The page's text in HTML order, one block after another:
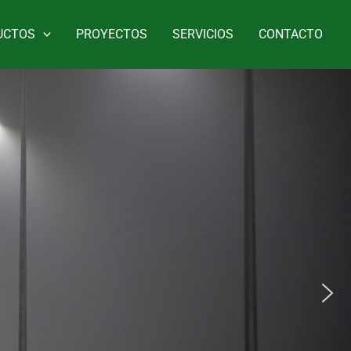
PROYECTOS SERVICIOS CONTACTO